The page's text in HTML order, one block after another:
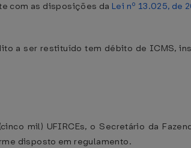
com as disposições da Lei nº 13.025, de
a ser restituído tem débito de ICMS,
mil) UFIRCEs, o Secretário da
disposto em regulamento.